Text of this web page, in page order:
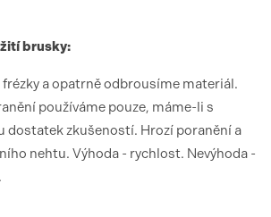
brusky:
a opatrně odbrousíme materiál.
používáme pouze, máme-li s
dostatek zkušeností. Hrozí poranění a
nehtu. Výhoda - rychlost. Nevýhoda -